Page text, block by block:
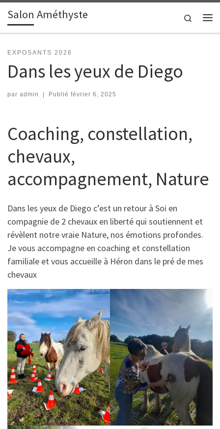
Passer au contenu
Salon Améthyste
Search
EXPOSANTS 2026
Dans les yeux de Diego
par admin Publié février 6, 2025
Coaching, constellation,
chevaux,
accompagnement, Nature
Dans les yeux de Diego c’est un retour à Soi en
compagnie de 2 chevaux en liberté qui soutiennent et
révèlent notre vraie Nature, nos émotions profondes.
Je vous accompagne en coaching et constellation
familiale et vous accueille à Héron dans le pré de mes
chevaux